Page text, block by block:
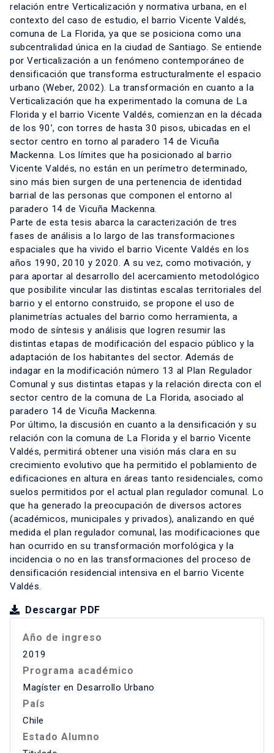
relación entre Verticalización y normativa urbana, en el
contexto del caso de estudio, el barrio Vicente Valdés,
comuna de La Florida, ya que se posiciona como una
subcentralidad única en la ciudad de Santiago. Se entiende
por Verticalización a un fenómeno contemporáneo de
densificación que transforma estructuralmente el espacio
urbano (Weber, 2002). La transformación en cuanto a la
Verticalización que ha experimentado la comuna de La
Florida y el barrio Vicente Valdés, comienzan en la década
de los 90’, con torres de hasta 30 pisos, ubicadas en el
sector centro en torno al paradero 14 de Vicuña
Mackenna. Los límites que ha posicionado al barrio
Vicente Valdés, no están en un perímetro determinado,
sino más bien surgen de una pertenencia de identidad
barrial de las personas que componen el entorno al
paradero 14 de Vicuña Mackenna.
Parte de esta tesis abarca la caracterización de tres
fases de análisis a lo largo de las transformaciones
espaciales que ha vivido el barrio Vicente Valdés en los
años 1990, 2010 y 2020. A su vez, como motivación, y
para aportar al desarrollo del acercamiento metodológico
que posibilite vincular las distintas escalas territoriales del
barrio y el entorno construido, se propone el uso de
planimetrías actuales del barrio como herramienta, a
modo de síntesis y análisis que logren resumir las
distintas etapas de modificación del espacio público y la
adaptación de los habitantes del sector. Además de
indagar en la modificación número 13 al Plan Regulador
Comunal y sus distintas etapas y la relación directa con el
sector centro de la comuna de La Florida, asociado al
paradero 14 de Vicuña Mackenna.
Por último, la discusión en cuanto a la densificación y su
relación con la comuna de La Florida y el barrio Vicente
Valdés, permitirá obtener una visión más clara en su
crecimiento evolutivo que ha permitido el poblamiento de
edificaciones en altura en áreas tanto residenciales, como
suelos permitidos por el actual plan regulador comunal. Lo
que ha generado la preocupación de diversos actores
(académicos, municipales y privados), analizando en qué
medida el plan regulador comunal, las modificaciones que
han ocurrido en su transformación morfológica y la
incidencia o no en las transformaciones del proceso de
densificación residencial intensiva en el barrio Vicente
Valdés.
Descargar PDF
Año de ingreso
2019
Programa académico
Magíster en Desarrollo Urbano
País
Chile
Estado Alumno